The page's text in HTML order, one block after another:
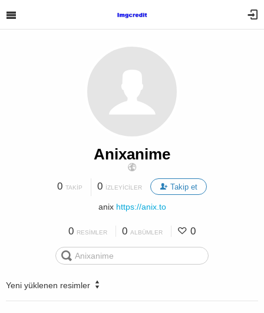
Anixanime
0 TAKIP 0 İZLEYICILER Takip et
anix https://anix.to
0 RESIMLER 0 ALBÜMLER 0
Yeni yüklenen resimler